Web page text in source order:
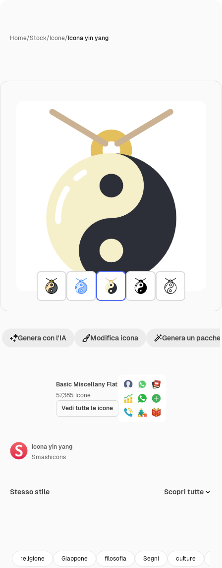
Home/Stock/Icone/Icona yin yang
Basic Miscellany Flat
57,385 Icone
Vedi tutte le icone
Genera con l'IA Modifica icona Genera un
Icona yin yang
Smashicons
Stesso stile Scopri tutte
religione Giappone filosofia Segni culture